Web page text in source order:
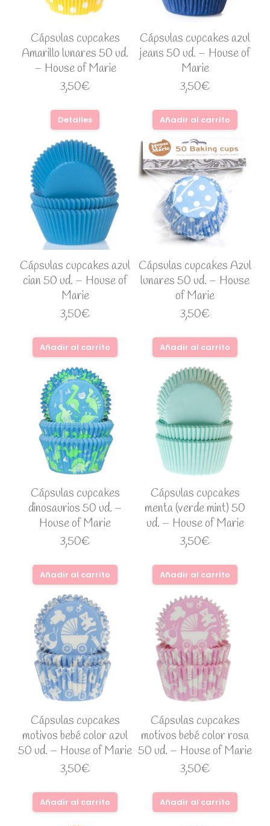
Cápsulas cupcakes
Amarillo lunares 50 ud.
– House of Marie
3,50€
Detalles
Cápsulas cupcakes azul
jeans 50 ud. – House of
Marie
3,50€
Añadir al carrito
Cápsulas cupcakes azul
cian 50 ud. – House of
Marie
3,50€
Añadir al carrito
Cápsulas cupcakes Azul
lunares 50 ud. – House
of Marie
3,50€
Añadir al carrito
Cápsulas cupcakes
dinosaurios 50 ud. –
House of Marie
3,50€
Añadir al carrito
Cápsulas cupcakes
menta (verde mint) 50
ud. – House of Marie
3,50€
Añadir al carrito
Cápsulas cupcakes
motivos bebé color azul
50 ud. – House of Marie
3,50€
Añadir al carrito
Cápsulas cupcakes
motivos bebé color rosa
50 ud. – House of Marie
3,50€
Añadir al carrito